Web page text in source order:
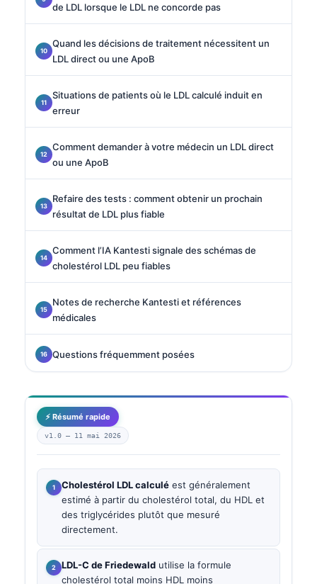
de LDL lorsque le LDL ne concorde pas
Quand les décisions de traitement nécessitent un
LDL direct ou une ApoB
Situations de patients où le LDL calculé induit en
erreur
Comment demander à votre médecin un LDL direct
ou une ApoB
Refaire des tests : comment obtenir un prochain
résultat de LDL plus fiable
Comment l’IA Kantesti signale des schémas de
cholestérol LDL peu fiables
Notes de recherche Kantesti et références
médicales
Questions fréquemment posées
⚡ Résumé rapide
v1.0 — 11 mai 2026
Cholestérol LDL calculé est généralement
estimé à partir du cholestérol total, du HDL et
des triglycérides plutôt que mesuré
directement.
LDL-C de Friedewald utilise la formule
cholestérol total moins HDL moins